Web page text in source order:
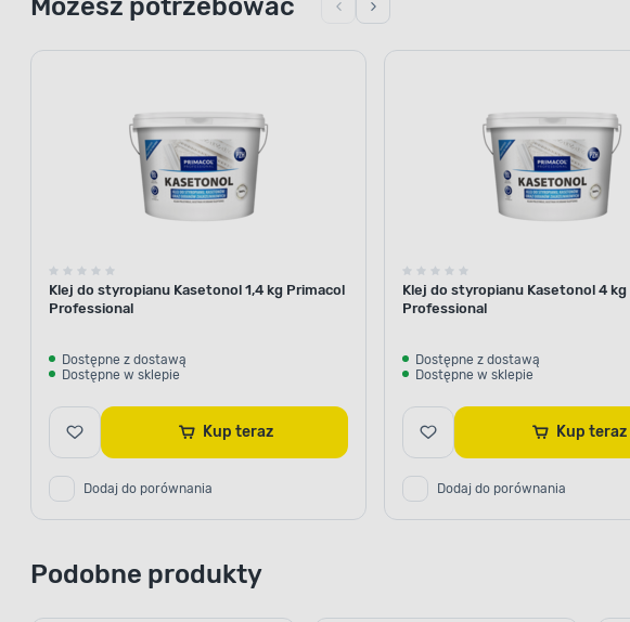
Możesz potrzebować
Klej do styropianu Kasetonol 1,4 kg Primacol
Professional
Dostępne z dostawą
Dostępne w sklepie
Kup teraz
Dodaj do porównania
Klej do styropianu Kasetonol 4 kg
Professional
Dostępne z dostawą
Dostępne w sklepie
Kup teraz
Dodaj do porównania
Podobne produkty